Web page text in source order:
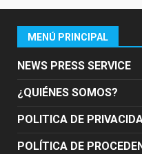
MENÚ PRINCIPAL
NEWS PRESS SERVICE
¿QUIÉNES SOMOS?
POLITICA DE
POLÍTICA DE